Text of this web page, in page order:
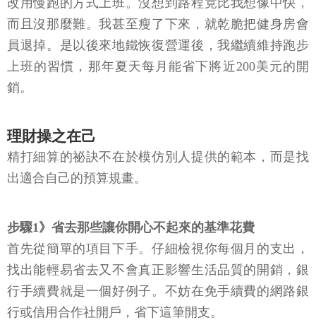
改用慢跑的方式上班。沒想到路程竟比我想像中快，
而且沒那麼難。我甚至瘦了下來，就乾脆把健身房會
員退掉。是以後來地鐵恢復營運後，我繼續維持跑步
上班的習慣，那年夏天每月能省下將近200美元的開
銷。
理財操之在己
精打細算的祕訣不在於模仿別人提供的範本，而是找
出適合自己的預算規畫。
步驟1》省去那些讓你開心不起來的基準花費
首先從簡單的項目下手。仔細檢視你每個月的支出，
找出能輕易省去又不會真正影響生活品質的開銷，銀
行手續費就是一個好例子。不妨在免手續費的網路銀
行或信用合作社開戶，省下這筆開支。